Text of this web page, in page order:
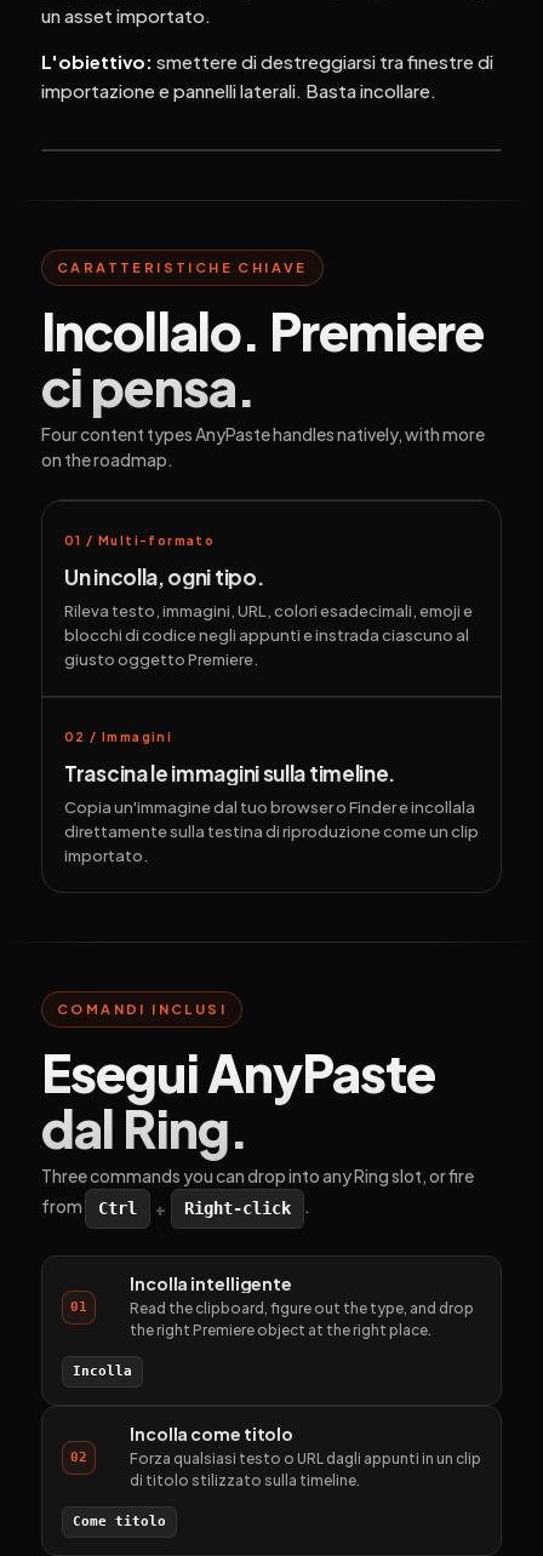
un asset importato.
L'obiettivo: smettere di destreggiarsi tra finestre di
importazione e pannelli laterali. Basta incollare.
CARATTERISTICHE CHIAVE
Incollalo. Premiere
ci pensa.
Four content types AnyPaste handles natively, with more
on the roadmap.
01 / Multi-formato
Un incolla, ogni tipo.
Rileva testo, immagini, URL, colori esadecimali, emoji e
blocchi di codice negli appunti e instrada ciascuno al
giusto oggetto Premiere.
02 / Immagini
Trascina le immagini sulla timeline.
Copia un'immagine dal tuo browser o Finder e incollala
direttamente sulla testina di riproduzione come un clip
importato.
COMANDI INCLUSI
Esegui AnyPaste
dal Ring.
Three commands you can drop into any Ring slot, or fire
from
Ctrl + Right-click .
01
Incolla intelligente
Read the clipboard, figure out the type, and drop
the right Premiere object at the right place.
Incolla
02
Incolla come titolo
Forza qualsiasi testo o URL dagli appunti in un clip
di titolo stilizzato sulla timeline.
Come titolo